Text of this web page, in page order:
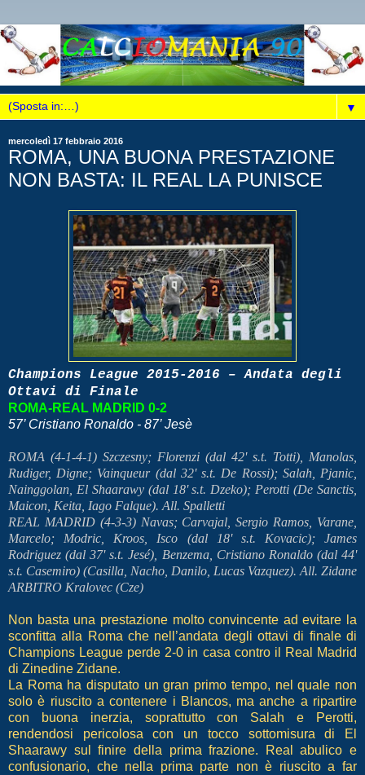
▼
mercoledì 17 febbraio 2016
ROMA, UNA BUONA PRESTAZIONE
NON BASTA: IL REAL LA PUNISCE
Champions League 2015-2016 – Andata degli
Ottavi di Finale
ROMA-REAL MADRID 0-2
57’ Cristiano Ronaldo - 87’ Jesè
ROMA (4-1-4-1) Szczesny; Florenzi (dal 42' s.t. Totti), Manolas,
Rudiger, Digne; Vainqueur (dal 32' s.t. De Rossi); Salah, Pjanic,
Nainggolan, El Shaarawy (dal 18' s.t. Dzeko); Perotti (De Sanctis,
Maicon, Keita, Iago Falque). All. Spalletti
REAL MADRID (4-3-3) Navas; Carvajal, Sergio Ramos, Varane,
Marcelo; Modric, Kroos, Isco (dal 18' s.t. Kovacic); James
Rodriguez (dal 37' s.t. Jesé), Benzema, Cristiano Ronaldo (dal 44'
s.t. Casemiro) (Casilla, Nacho, Danilo, Lucas Vazquez). All. Zidane
ARBITRO Kralovec (Cze)
Non basta una prestazione molto convincente ad evitare la
sconfitta alla Roma che nell’andata degli ottavi di finale di
Champions League perde 2-0 in casa contro il Real Madrid
di Zinedine Zidane.
La Roma ha disputato un gran primo tempo, nel quale non
solo è riuscito a contenere i Blancos, ma anche a ripartire
con buona inerzia, soprattutto con Salah e Perotti,
rendendosi pericolosa con un tocco sottomisura di El
Shaarawy sul finire della prima frazione. Real abulico e
confusionario, che nella prima parte non è riuscito a far